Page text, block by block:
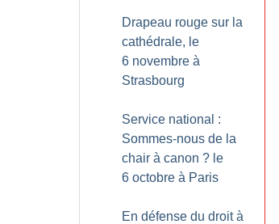
Drapeau rouge sur la
cathédrale, le
6 novembre à
Strasbourg
Service national :
Sommes-nous de la
chair à canon ? le
6 octobre à Paris
En défense du droit à